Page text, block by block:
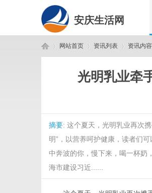
安庆生活网
网站首页 资讯列表 资讯内容
光明乳业牵
摘要: 这个夏天，光明乳业再次
明”，以营养呵护健康，读者们
中奔波的你，慢下来，喝一杯奶
海市建设习近......